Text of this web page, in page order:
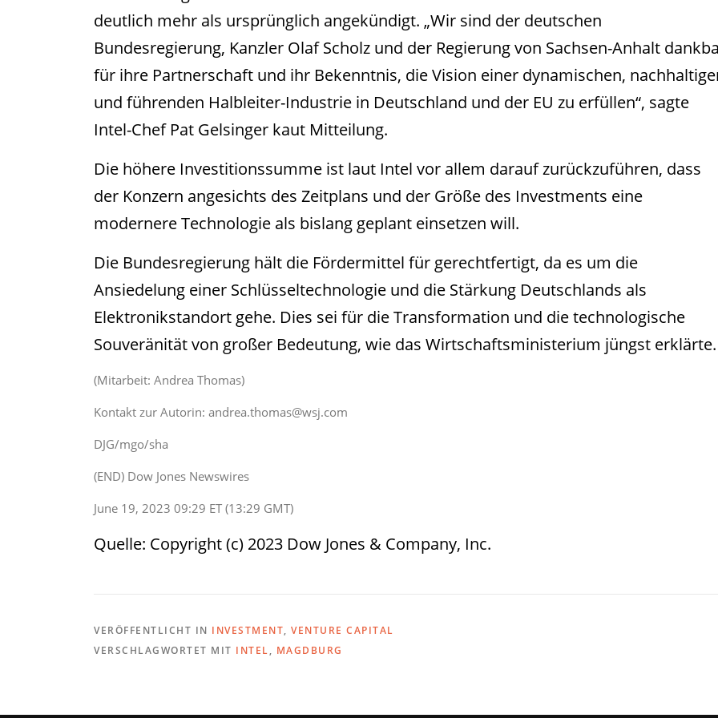
deutlich mehr als ursprünglich angekündigt. „Wir sind der deutschen
Bundesregierung, Kanzler Olaf Scholz und der Regierung von Sachsen-Anhalt
für ihre Partnerschaft und ihr Bekenntnis, die Vision einer dynamischen,
und führenden Halbleiter-Industrie in Deutschland und der EU zu erfüllen“, sagte
Intel-Chef Pat Gelsinger kaut Mitteilung.
Die höhere Investitionssumme ist laut Intel vor allem darauf zurückzuführen, dass
der Konzern angesichts des Zeitplans und der Größe des Investments eine
modernere Technologie als bislang geplant einsetzen will.
Die Bundesregierung hält die Fördermittel für gerechtfertigt, da es um die
Ansiedelung einer Schlüsseltechnologie und die Stärkung Deutschlands als
Elektronikstandort gehe. Dies sei für die Transformation und die technologische
Souveränität von großer Bedeutung, wie das Wirtschaftsministerium jüngst erklärte.
(Mitarbeit: Andrea Thomas)
Kontakt zur Autorin: andrea.thomas@wsj.com
DJG/mgo/sha
(END) Dow Jones Newswires
June 19, 2023 09:29 ET (13:29 GMT)
Quelle: Copyright (c) 2023 Dow Jones & Company, Inc.
VERÖFFENTLICHT IN INVESTMENT, VENTURE CAPITAL
VERSCHLAGWORTET MIT INTEL, MAGDBURG